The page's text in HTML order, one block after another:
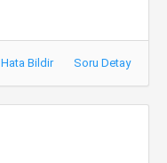
Hata Bildir Soru Detay